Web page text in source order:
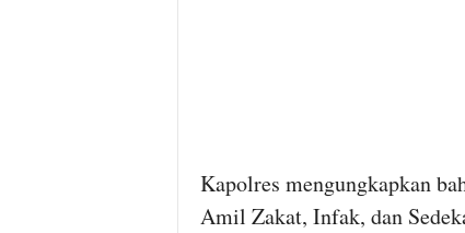
Kapolres mengungkapkan
Amil Zakat, Infak, dan